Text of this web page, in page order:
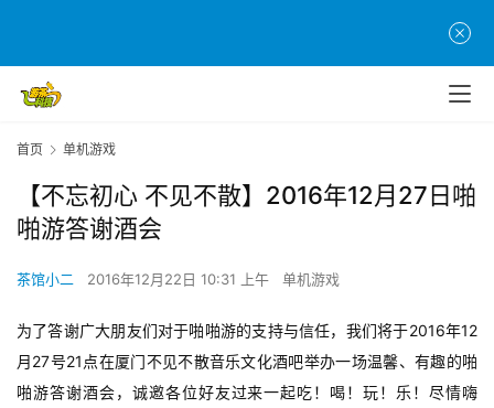
首页 单机游戏
【不忘初心 不见不散】2016年12月27日啪
啪游答谢酒会
茶馆小二 2016年12月22日 10:31 上午 单机游戏
为了答谢广大朋友们对于啪啪游的支持与信任，我们将于2016年12
月27号21点在厦门不见不散音乐文化酒吧举办一场温馨、有趣的啪
啪游答谢酒会，诚邀各位好友过来一起吃！喝！玩！乐！尽情嗨